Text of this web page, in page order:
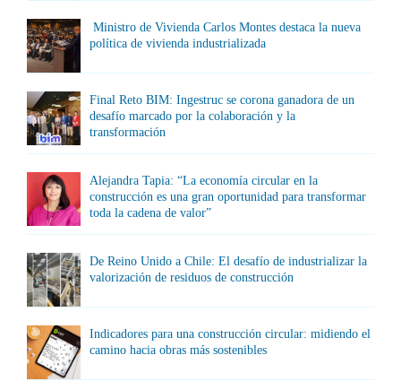
Ministro de Vivienda Carlos Montes destaca la nueva
política de vivienda industrializada
Final Reto BIM: Ingestruc se corona ganadora de un
desafío marcado por la colaboración y la
transformación
Alejandra Tapia: “La economía circular en la
construcción es una gran oportunidad para transformar
toda la cadena de valor”
De Reino Unido a Chile: El desafío de industrializar la
valorización de residuos de construcción
Indicadores para una construcción circular: midiendo el
camino hacia obras más sostenibles